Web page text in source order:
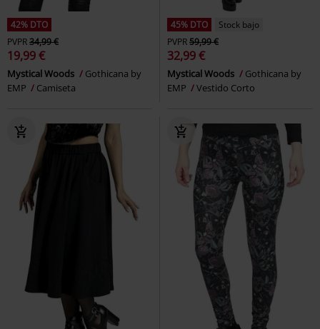
42% DTO
PVPR34,99 €
19,99 €
Mystical Woods
Gothicana by
EMP
Camiseta
45% DTO
Stock bajo
PVPR59,99 €
32,99 €
Mystical Woods
Gothicana by
EMP
Vestido Corto